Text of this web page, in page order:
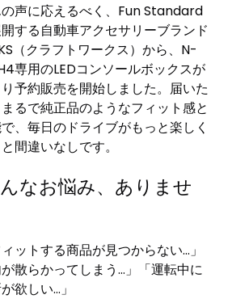
声に応えるべく、Fun Standard
する自動車アクセサリーブランド
（クラフトワークス）から、N-
専用のLEDコンソールボックスが
予約販売を開始しました。届いた
るで純正品のようなフィット感と
、毎日のドライブがもっと楽しく
間違いなしです。
なお悩み、ありませ
ィットする商品が見つからない…」
が散らかってしまう…」「運転中に
欲しい…」